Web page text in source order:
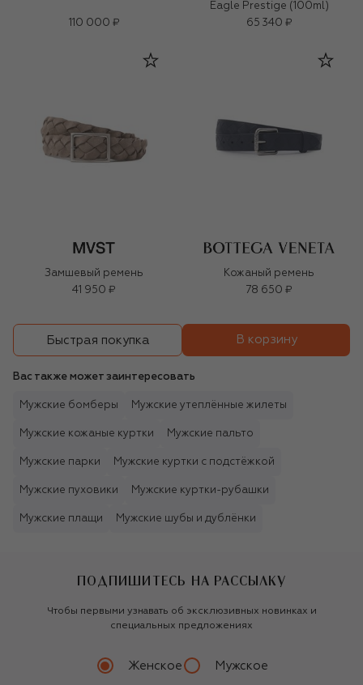
110 000 ₽
Eagle Prestige (100ml)
65 340 ₽
Замшевый ремень
41 950 ₽
Кожаный ремень
78 650 ₽
Быстрая покупка В корзину
Вас также может заинтересовать
Мужские бомберы Мужские утеплённые жилеты
Мужские кожаные куртки Мужские пальто
Мужские парки Мужские куртки с подстёжкой
Мужские пуховики Мужские куртки-рубашки
Мужские плащи Мужские шубы и дублёнки
ПОДПИШИТЕСЬ НА РАССЫЛКУ
Чтобы первыми узнавать об эксклюзивных новинках и
специальных предложениях
Женское Мужское